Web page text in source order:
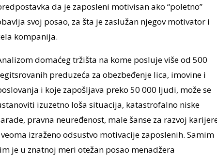
da je zaposleni motivisan ako “poletno”
svoj posao, za šta je zaslužan njegov motivator i
kompanija.
domaćeg tržišta na kome posluje više od 500
preduzeća za obezbeđenje lica, imovine i
i koje zapošljava preko 50 000 ljudi, može se
izuzetno loša situacija, katastrofalno niske
pravna neuređenost, male šanse za razvoj
izraženo odsustvo motivacije zaposlenih. Samim
je u znatnoj meri otežan posao menadžera